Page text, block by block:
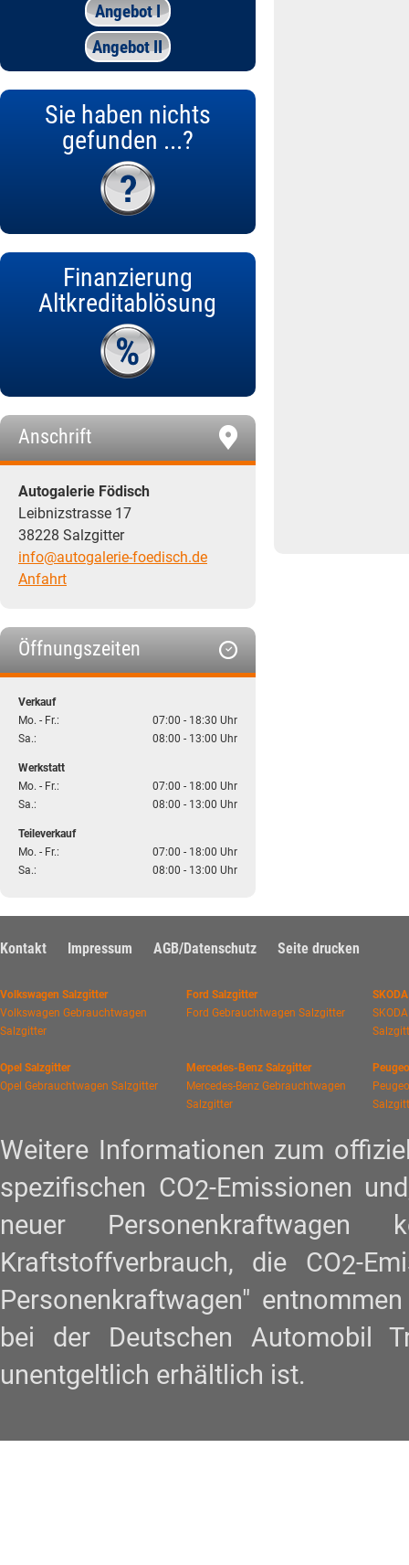
Angebot I
Angebot II
Sie haben nichts
gefunden ...?
Finanzierung
Altkreditablösung
Anschrift
Autogalerie Födisch
Leibnizstrasse 17
38228 Salzgitter
info@autogalerie-foedisch.de
Anfahrt
Öffnungszeiten
Verkauf
Mo. - Fr.:
07:00 - 18:30 Uhr
Sa.:
08:00 - 13:00 Uhr
Werkstatt
Mo. - Fr.:
07:00 - 18:00 Uhr
Sa.:
08:00 - 13:00 Uhr
Teileverkauf
Mo. - Fr.:
07:00 - 18:00 Uhr
Sa.:
08:00 - 13:00 Uhr
Kontakt Impressum AGB/Datenschutz Seite drucken
Volkswagen Salzgitter
Volkswagen Gebrauchtwagen
Salzgitter
Ford Salzgitter
Ford Gebrauchtwagen Salzgitter
Opel Salzgitter
Opel Gebrauchtwagen Salzgitter
Mercedes-Benz Salzgitter
Mercedes-Benz Gebrauchtwagen
Salzgitter
Weitere Informationen zum
spezifischen CO2-Emissionen
neuer
Kraftstoffverbrauch, die CO2-
Personenkraftwagen"
bei der Deutschen Automobil
unentgeltlich erhältlich ist.